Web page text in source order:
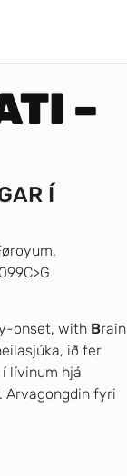
–
Í
onset, with Brain
ið fer
lívinum hjá
Arvagongdin fyri